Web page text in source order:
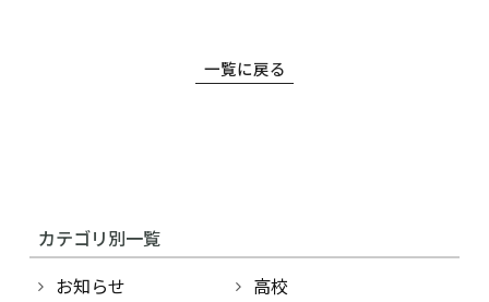
一覧に戻る
カテゴリ別一覧
お知らせ
高校